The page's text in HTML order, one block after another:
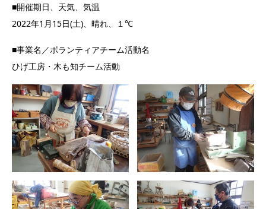
■開催期日、天気、気温
2022年1月15日(土)、晴れ、１℃
■事業名／ボランティアチーム活動名
ひげ工房・木も知チーム活動